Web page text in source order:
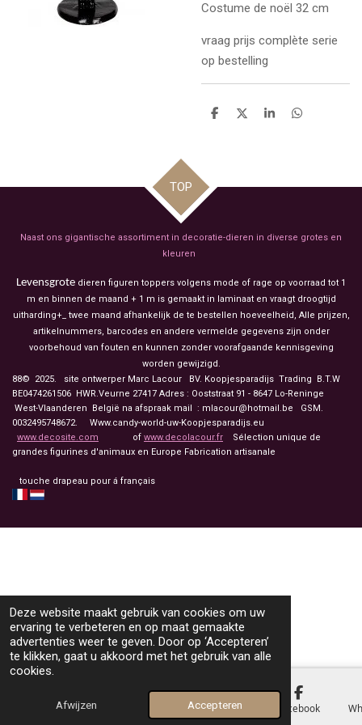
Deze website maakt gebruik van cookies om uw
ervaring te verbeteren en op maat gemaakte
advertenties weer te geven. Door op ‘Accepteren’
te klikken, gaat u akkoord met het gebruik van alle
cookies.
Afwijzen Accepteren
Costume de noël 32 cm
vraag prijs complète serie
op bestelling
D
D
S
D
TOP
Naast ons gigantische assortiment in decoratie-dieren in diverse grotes en
kleuren
Levensgrote dieren figuren toppers volgens mode of rage op voorraad tot 1
m en binnen de maand + 1 m is gemaakt in laminaat en vraagt droogtijd
uitharding+_ twee maand afhankelijk de te bestellen hoeveelheid, Alle prijzen,
artikelnummers, barcodes en andere vermelde gegevens zijn onder
voorbehoud van fouten en kunnen zonder voorafgaande kennisgeving
worden gewijzigd.
88© 2025. site ontwerper Marc Lacour BV. Koopjesparadijs Trading
B.T.W
BE0474261506 HWR.Veurne 27417 Adres : Ooststraat 91 - 8647 Lo-Reninge
West-Vlaanderen België na afspraak mail : mlacour@hotmail.be GSM.
0032495748672. Www.candy-world-uw-Koopjesparadijs.eu
www.decosite.com of www.decolacour.fr Sélection unique de
grandes figurines d'animaux en Europe Fabrication artisanale
touche drapeau pour á français
E-mailadres Kaart Facebook